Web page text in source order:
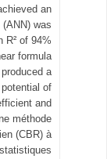
an
was
R² of 94%
formula
a
of
and
méthode
(CBR) à